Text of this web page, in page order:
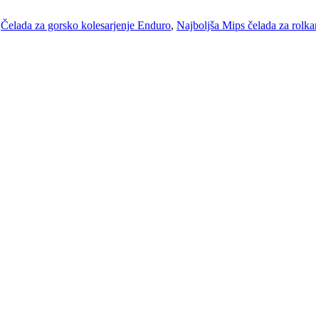
Čelada za gorsko kolesarjenje Enduro, Najboljša Mips čelada za